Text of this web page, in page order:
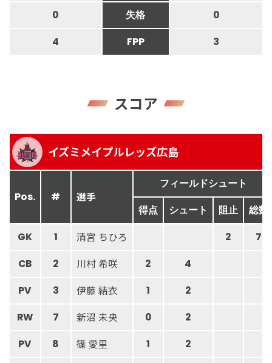
0 失格 0
4 FPP 3
スコア
イズミメイプルレッズ広島
Pos. # 選手
フィールドシュート
得点 シュート 阻止 総数
GK 1 清宮 ちひろ 2 7
CB 2 川村 希咲 2 4
PV 3 伊藤 結衣 1 2
RW 7 新沼 未央 0 2
PV 8 篠 愛里 1 2